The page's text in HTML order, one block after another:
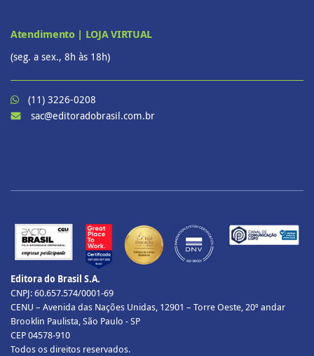
Atendimento | LOJA VIRTUAL
(seg. a sex., 8h às 18h)
(11) 3226-0208
sac@editoradobrasil.com.br
Editora do Brasil S.A.
CNPJ: 60.657.574/0001-69
CENU – Avenida das Nações Unidas, 12901 – Torre Oeste, 20º andar
Brooklin Paulista, São Paulo - SP
CEP 04578-910
Todos os direitos reservados.